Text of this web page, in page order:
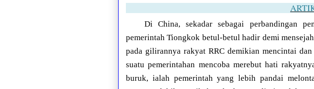
Di China, sekadar sebagai perbandingan
pemerintah Tiongkok betul-betul hadir demi
pada gilirannya rakyat RRC demikian mencintai
suatu pemerintahan mencoba merebut hati
buruk, ialah pemerintah yang lebih pandai